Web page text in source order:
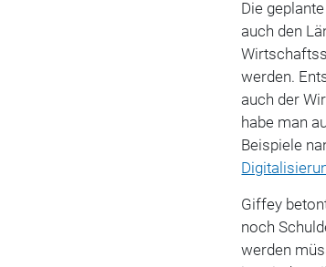
Die
auch den
werden.
auch der
habe man
Beispiele
Giffey
noch
werden